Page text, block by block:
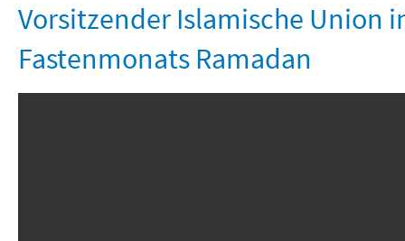
Vorsitzender Islamische Union
Fastenmonats Ramadan